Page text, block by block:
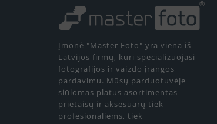
Įmonė "Master Foto" yra viena iš
Latvijos firmų, kuri specializuojasi
fotografijos ir vaizdo įrangos
pardavimu. Mūsų parduotuvėje
siūlomas platus asortimentas
prietaisų ir aksesuarų tiek
profesionaliems, tiek